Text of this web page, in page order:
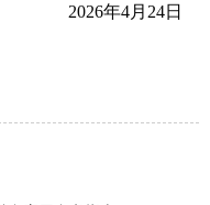
2026年4月24日